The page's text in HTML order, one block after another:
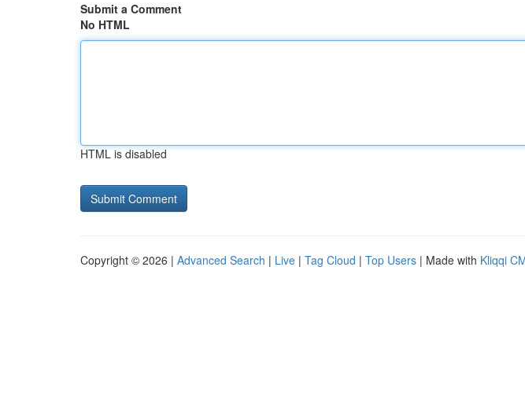
Submit a Comment
No HTML
HTML is disabled
Copyright © 2026 | Advanced Search | Live | Tag Cloud | Top Users | Made with Kliqqi